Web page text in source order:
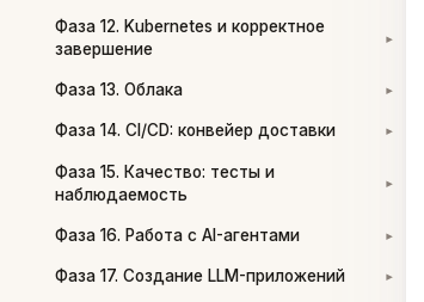
Фаза 12. Kubernetes и корректное
завершение
▾
Фаза 13. Облака ▾
Фаза 14. CI/CD: конвейер доставки ▾
Фаза 15. Качество: тесты и
наблюдаемость
▾
Фаза 16. Работа с AI-агентами ▾
Фаза 17. Создание LLM-приложений ▾